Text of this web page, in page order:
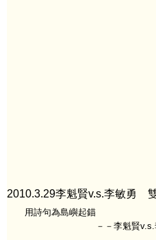
2010.3.29李魁賢v.s.李敏勇
用詩句為島嶼起錨
－－李魁賢v.s.李敏